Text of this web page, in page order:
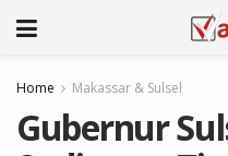
Home Makassar & Sulsel
Gubernur